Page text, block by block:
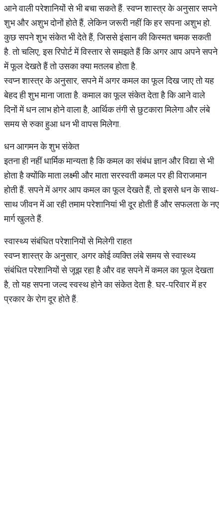
आने वाली परेशानियों से भी बचा सकते हैं. स्वप्न शास्त्र के अनुसार सपने
शुभ और अशुभ दोनों होते हैं, लेकिन जरूरी नहीं कि हर सपना अशुभ हो.
कुछ सपने शुभ संकेत भी देते हैं, जिससे इंसान की किस्मत चमक सकती
है. तो चलिए, इस रिपोर्ट में विस्तार से समझते हैं कि अगर आप अपने सपने
में फूल देखते हैं तो उसका क्या मतलब होता है.
स्वप्न शास्त्र के अनुसार, सपने में अगर कमल का फूल दिख जाए तो यह
बेहद ही शुभ माना जाता है. कमाल का फूल संकेत देता है कि आने वाले
दिनों में धन लाभ होने वाला है, आर्थिक तंगी से छुटकारा मिलेगा और लंबे
समय से रुका हुआ धन भी वापस मिलेगा.
धन आगमन के शुभ संकेत
इतना ही नहीं धार्मिक मान्यता है कि कमल का संबंध ज्ञान और विद्या से भी
होता है क्योंकि माता लक्ष्मी और माता सरस्वती कमल पर ही विराजमान
होती हैं. सपने में अगर आप कमल का फूल देखते हैं, तो इससे धन के साथ-
साथ जीवन में आ रही तमाम परेशानियां भी दूर होती हैं और सफलता के नए
मार्ग खुलते हैं.
स्वास्थ्य संबंधित परेशानियों से मिलेगी राहत
स्वप्न शास्त्र के अनुसार, अगर कोई व्यक्ति लंबे समय से स्वास्थ्य
संबंधित परेशानियों से जूझ रहा है और वह सपने में कमल का फूल देखता
है, तो यह सपना जल्द स्वस्थ होने का संकेत देता है. घर-परिवार में हर
प्रकार के रोग दूर होते हैं.